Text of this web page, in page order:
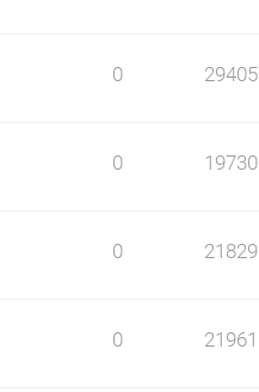
0 29405
0 19730
0 21829
0 21961